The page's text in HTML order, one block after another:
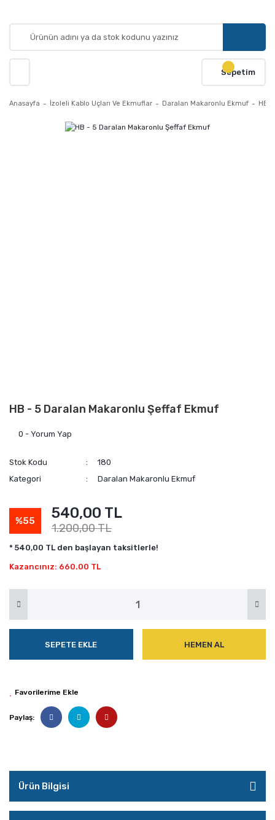
Sepetim
Anasayfa İzoleli Kablo Uçları Ve Ekmuflar Daralan Makaronlu Ekmuf HB
HB - 5 Daralan Makaronlu Şeffaf Ekmuf
0 - Yorum Yap
Stok Kodu
180
Kategori
Daralan Makaronlu Ekmuf
%55 540,00 TL
1.200,00 TL
* 540,00 TL den başlayan taksitlerle!
Kazancınız: 660.00 TL
SEPETE EKLE HEMEN AL
Paylaş:
Ürün Bilgisi